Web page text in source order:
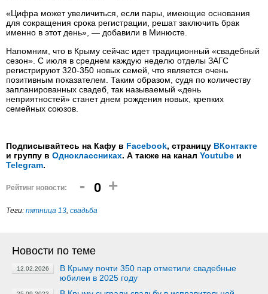
«Цифра может увеличиться, если пары, имеющие основания
для сокращения срока регистрации, решат заключить брак
именно в этот день», — добавили в Минюсте.
Напомним, что в Крыму сейчас идет традиционный «свадебный
сезон». С июля в среднем каждую неделю отделы ЗАГС
регистрируют 320-350 новых семей, что является очень
позитивным показателем. Таким образом, судя по количеству
запланированных свадеб, так называемый «день
неприятностей» станет днем рождения новых, крепких
семейных союзов.
Подписывайтесь на Кафу в Facebook, страницу ВКонтакте
и группу в Одноклассниках. А также на канал Youtube и
Telegram.
Рейтинг новости: - 0 +
Теги: пятница 13, свадьба
Новости по теме
12.02.2026
В Крыму почти 350 пар отметили свадебные
юбилеи в 2025 году